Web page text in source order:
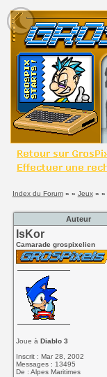
Index du Forum» » Jeux» »
Auteur
IsKor
Camarade grospixelien
Joue àDiablo 3
Inscrit : Mar 28, 2002
Messages : 13495
De : Alpes Maritimes